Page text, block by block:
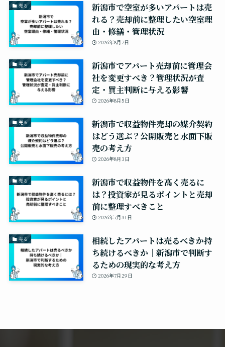
売る
新潟市で空室が多いアパートは売
れる？売却前に整理したい空室理
由・修繕・管理状況
2026年8月7日
売る
新潟市でアパート売却前に管理会
社を変更すべき？管理状況が査
定・買主判断に与える影響
2026年8月5日
売る
新潟市で収益物件売却の媒介契約
はどう選ぶ？公開販売と水面下販
売の考え方
2026年8月3日
売る
新潟市で収益物件を高く売るに
は？投資家が見るポイントと売却
前に整理すべきこと
2026年7月31日
売る
相続したアパートは売るべきか持
ち続けるべきか｜新潟市で判断す
るための現実的な考え方
2026年7月29日